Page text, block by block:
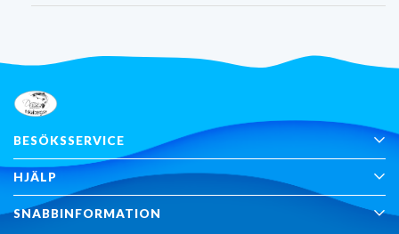
BESÖKSSERVICE
HJÄLP
SNABBINFORMATION